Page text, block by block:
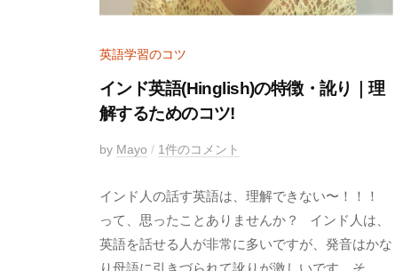
英語学習のコツ
インド英語(Hinglish)の特徴・訛り｜理
解するためのコツ!
2
1
8
年
5
by Mayo / 1件のコメント
インド人の話す英語は、理解できない〜！！！
って、思ったことありませんか？ インド人は、
英語を話せる人が非常に多いですが、発音はかな
り母語に引きづられて訛りが激しいです。そ...